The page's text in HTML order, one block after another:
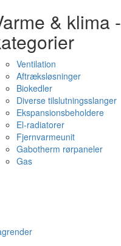
& klima -
Ventilation
Aftræksløsninger
Biokedler
Diverse tilslutningsslanger
Ekspansionsbeholdere
El-radiatorer
Fjernvarmeunit
Gabotherm rørpaneler
Gas